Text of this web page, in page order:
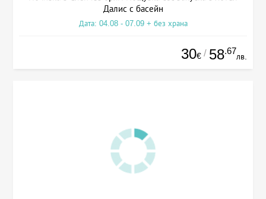
Далис с басейн
Дата: 04.08 - 07.09 + без храна
30€ / 58.67
лв.